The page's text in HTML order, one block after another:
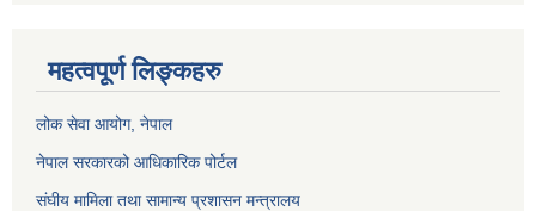
महत्वपूर्ण लिङ्कहरु
लोक सेवा आयोग, नेपाल
नेपाल सरकारको आधिकारिक पोर्टल
संघीय मामिला तथा सामान्य प्रशासन मन्त्रालय